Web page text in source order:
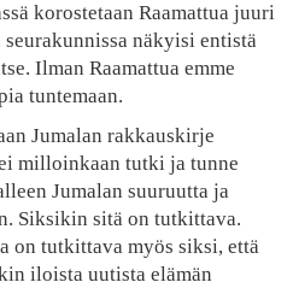
korostetaan Raamattua juuri
näkyisi entistä
Ilman Raamattua emme
tuntemaan.
Jumalan rakkauskirje
milloinkaan tutki ja tunne
Jumalan suuruutta ja
Siksikin sitä on tutkittava.
on tutkittava myös siksi, että
iloista uutista elämän